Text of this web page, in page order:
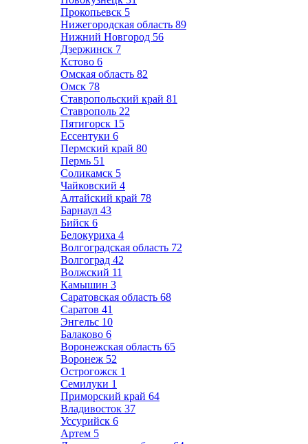
Прокопьевск 5
Нижегородская область 89
Нижний Новгород 56
Дзержинск 7
Кстово 6
Омская область 82
Омск 78
Ставропольский край 81
Ставрополь 22
Пятигорск 15
Ессентуки 6
Пермский край 80
Пермь 51
Соликамск 5
Чайковский 4
Алтайский край 78
Барнаул 43
Бийск 6
Белокуриха 4
Волгоградская область 72
Волгоград 42
Волжский 11
Камышин 3
Саратовская область 68
Саратов 41
Энгельс 10
Балаково 6
Воронежская область 65
Воронеж 52
Острогожск 1
Семилуки 1
Приморский край 64
Владивосток 37
Уссурийск 6
Артем 5